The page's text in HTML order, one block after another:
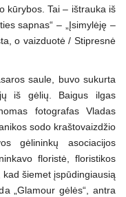
kūrybos. Tai – ištrauka iš
sapnas“ – „Įsimylėję –
o vaizduotė / Stipresnė
saule, buvo sukurta
iš gėlių. Baigus ilgas
fotografas Vladas
sodo kraštovaizdžio
gėlininkų asociacijos
floristė, floristikos
šiemet įspūdingiausią
„Glamour gėlės“, antra